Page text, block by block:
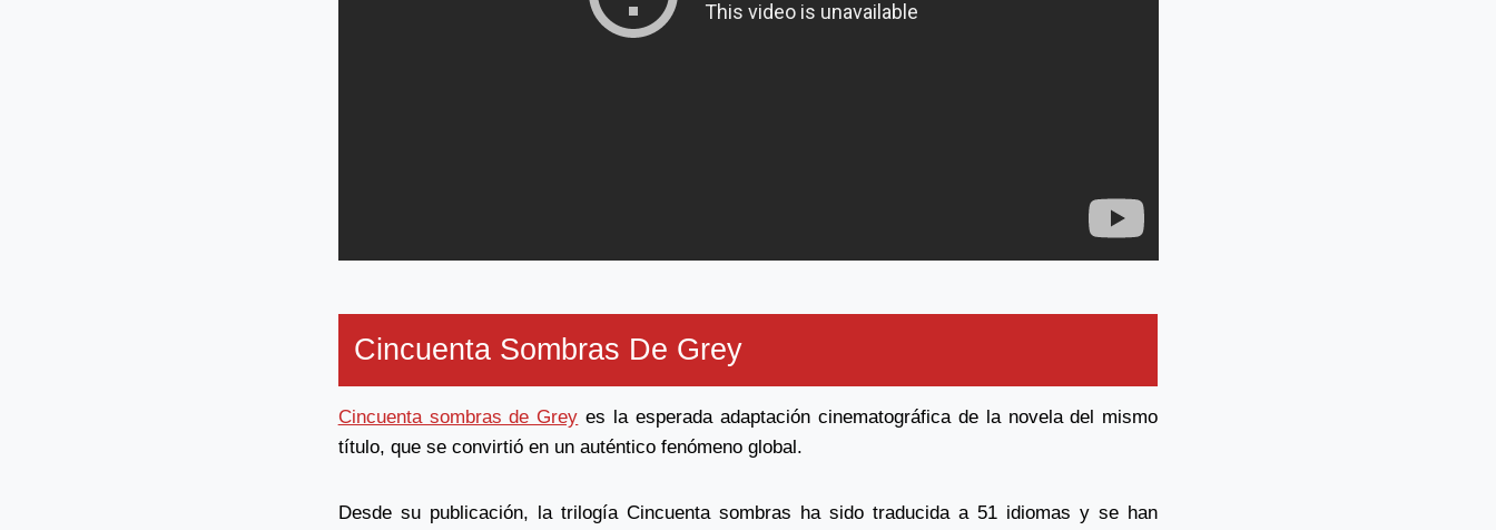
Cincuenta Sombras De Grey
Cincuenta sombras de Grey es la esperada adaptación cinematográfica de la novela del mismo
título, que se convirtió en un auténtico fenómeno global.
Desde su publicación, la trilogía Cincuenta sombras ha sido traducida a 51 idiomas y se han